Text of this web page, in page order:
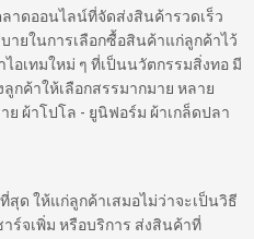
าดออนไลน์ที่จัดส่งสินค้ารวดเร็ว
ายในการเลือกซื้อสินค้าแก่ลูกค้าไว้
อเทมใหม่ ๆ ที่เป็นนวัตกรรมสิ่งทอ มี
กค้าให้เลือกสรรมากมาย หลาย
ย ผ้าโปโล - ยูนิฟอร์ม ผ้าเกล็ดปลา
ด ให้แก่ลูกค้าเสมอไม่ว่าจะเป็นวิธี
ร์จเพิ่ม หรือบริการ ส่งสินค้าที่